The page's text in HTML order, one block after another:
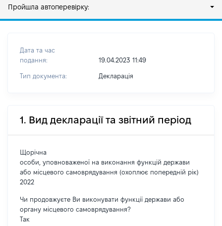
Пройшла автоперевірку:
Дата та час
подання:
19.04.2023 11:49
Тип документа: Декларація
1. Вид декларації та звітний період
Щорічна
особи, уповноваженої на виконання функцій держави
або місцевого самоврядування (охоплює попередній рік)
2022
Чи продовжуєте Ви виконувати функції держави або
органу місцевого самоврядування?
Так